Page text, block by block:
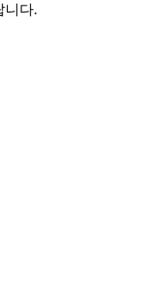
니다.